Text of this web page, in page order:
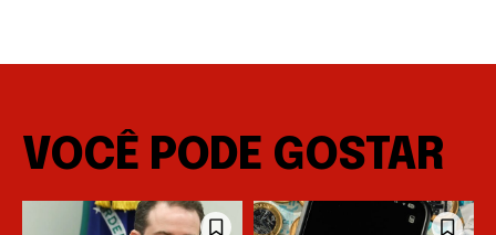
VOCÊ PODE GOSTAR